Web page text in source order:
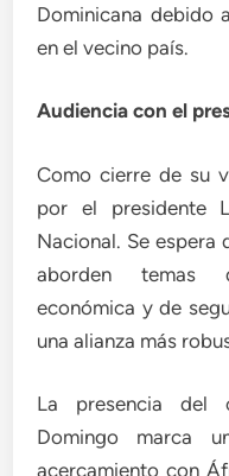
Dominicana debido
en el vecino país.
Audiencia con el
Como cierre de su
por el presidente
Nacional. Se espera
aborden temas
económica y de
una alianza más
La presencia del
Domingo marca
acercamiento con